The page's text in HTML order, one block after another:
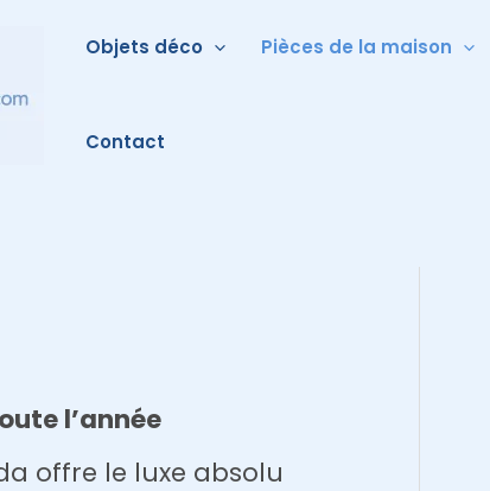
Objets déco Pièces de la maison
Contact
l’année
offre le luxe absolu